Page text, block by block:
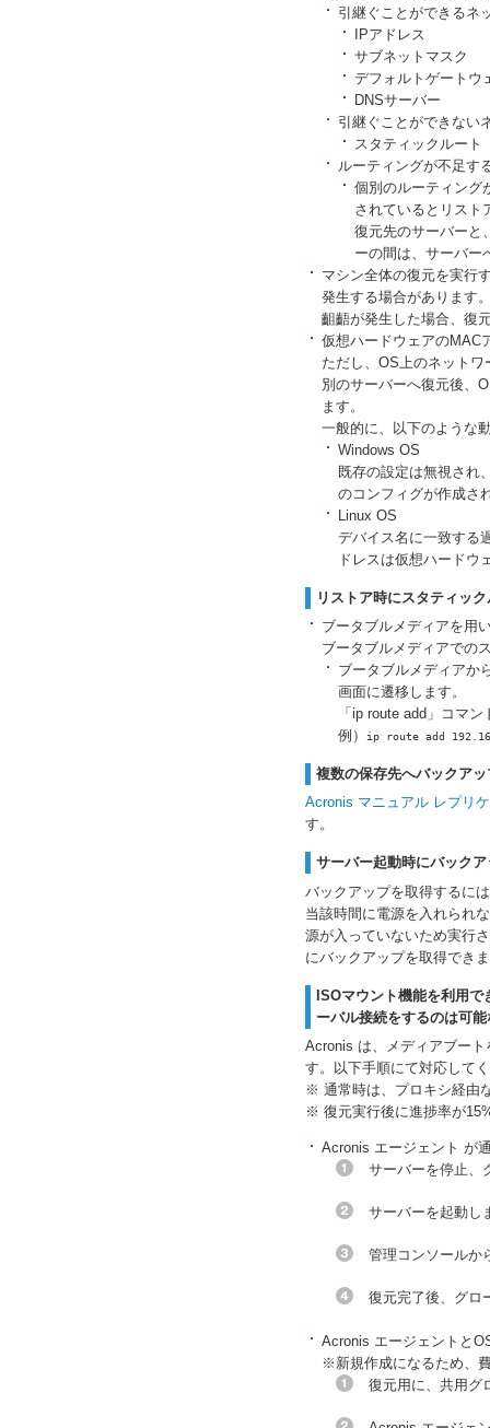
引継ぐことができるネ
IPアドレス
サブネットマスク
デフォルトゲートウ
DNSサーバー
引継ぐことができない
スタティックルート
ルーティングが不足す
個別のルーティング
されているとリスト
復元先のサーバーと
ーの間は、サーバー
マシン全体の復元を実行
発生する場合があります
齟齬が発生した場合、復
仮想ハードウェアのMAC
ただし、OS上のネット
別のサーバーへ復元後、
ます。
一般的に、以下のような
Windows OS
既存の設定は無視され
のコンフィグが作成さ
Linux OS
デバイス名に一致する
ドレスは仮想ハードウ
リストア時にスタティッ
ブータブルメディアを用
ブータブルメディアでの
ブータブルメディアか
画面に遷移します。
「ip route add」コマ
例）
ip route add
複数の保存先へバックアッ
Acronis マニュアル レプリ
す。
サーバー起動時にバック
バックアップを取得するに
当該時間に電源を入れられ
源が入っていないため実行
にバックアップを取得でき
ISOマウント機能を利用で
ーバル接続をするのは可
Acronis は、メディアブー
す。以下手順にて対応して
※ 通常時は、プロキシ経由
※ 復元実行後に進捗率が
Acronis エージェント が
サーバーを停止、
サーバーを起動し
管理コンソールか
復元完了後、グロ
Acronis エージェントと
※新規作成になるため、
復元用に、共用グ